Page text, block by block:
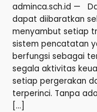
adminca.sch.id —
dapat diibaratkan
menyambut setiap
sistem pencatatan
berfungsi sebagai
segala aktivitas
setiap pergerakan
terperinci. Tanpa
[…]